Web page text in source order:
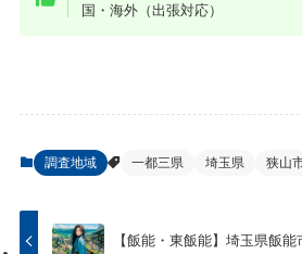
国・海外（出張対応）
調査地域 一都三県 埼玉県 狭山
【飯能・東飯能】埼玉県飯